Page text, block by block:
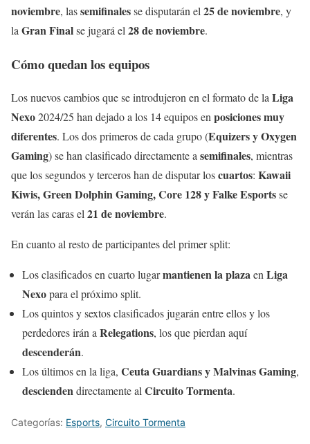
noviembre, lassemifinalesse disputarán el 25 de noviembre, y
la Gran Finalse jugará el 28 de noviembre.
Cómo quedan los equipos
Los nuevos cambios que se introdujeron en el formato de laLiga
Nexo2024/25 han dejado a los 14 equipos enposiciones muy
diferentes. Los dos primeros de cada grupo (Equizers y Oxygen
Gaming) se han clasificado directamente asemifinales, mientras
que los segundos y terceros han de disputar loscuartos: Kawaii
Kiwis, Green Dolphin Gaming, Core 128 y Falke Esportsse
verán las caras el21 de noviembre.
En cuanto al resto de participantes del primer split:
Los clasificados en cuarto lugarmantienen la plazaenLiga
Nexopara el próximo split.
Los quintos y sextos clasificados jugarán entre ellos y los
perdedores irán aRelegations, los que pierdan aquí
descenderán.
Los últimos en la liga, Ceuta Guardians y Malvinas Gaming,
desciendendirectamente alCircuito Tormenta.
Categorías: Esports, Circuito Tormenta